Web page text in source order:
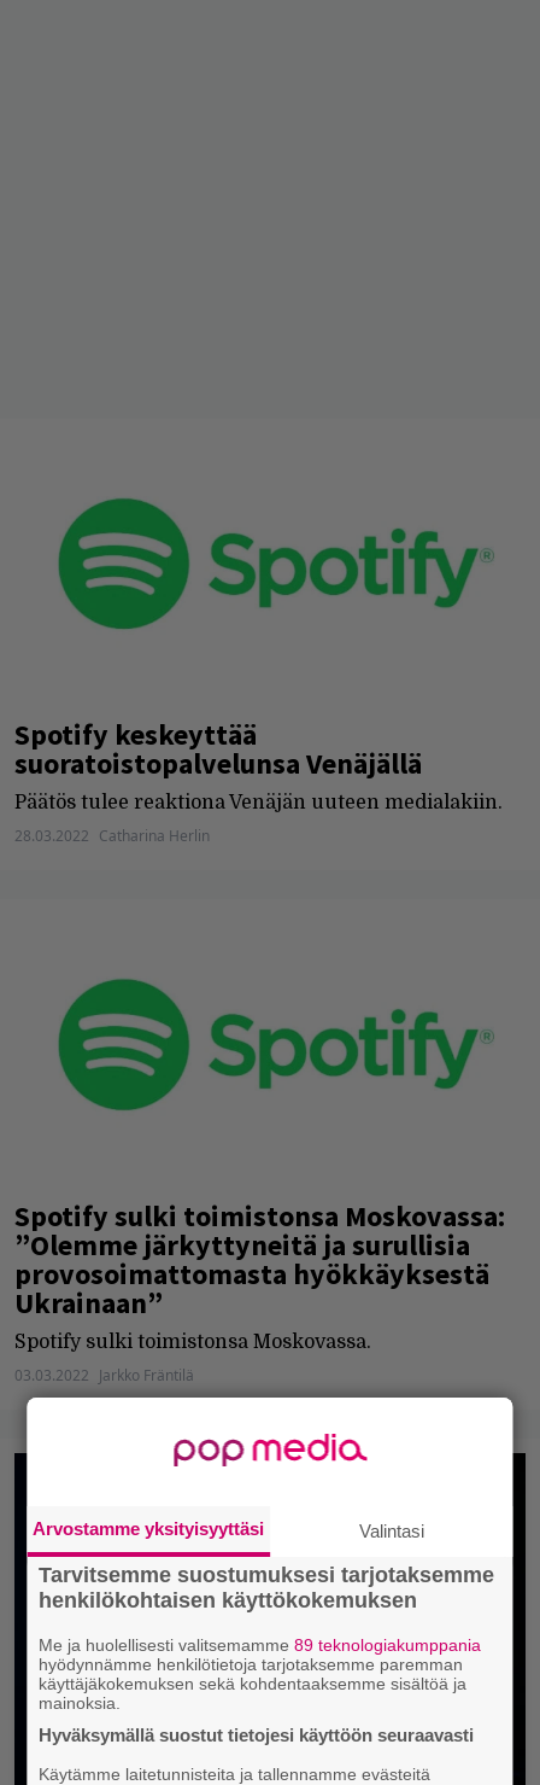
Spotify keskeyttää
suoratoistopalvelunsa Venäjällä
Päätös tulee reaktiona Venäjän uuteen medialakiin.
28.03.2022 Catharina Herlin
Spotify sulki toimistonsa Moskovassa:
”Olemme järkyttyneitä ja surullisia
provosoimattomasta hyökkäyksestä
Ukrainaan”
Spotify sulki toimistonsa Moskovassa.
03.03.2022 Jarkko Fräntilä
Arvostamme yksityisyyttäsi Valintasi
Tarvitsemme suostumuksesi tarjotaksemme
henkilökohtaisen käyttökokemuksen
Me ja huolellisesti valitsemamme89 teknologiakumppania
hyödynnämme henkilötietoja tarjotaksemme paremman
käyttäjäkokemuksen sekä kohdentaaksemme sisältöä ja
mainoksia.
Hyväksymällä suostut tietojesi käyttöön seuraavasti
Käytämme laitetunnisteita ja tallennamme evästeitä